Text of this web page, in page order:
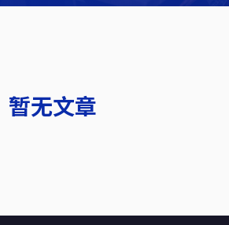
暂无文章